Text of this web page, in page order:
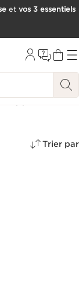
et vos 3 essentiels
(1)
Trier par